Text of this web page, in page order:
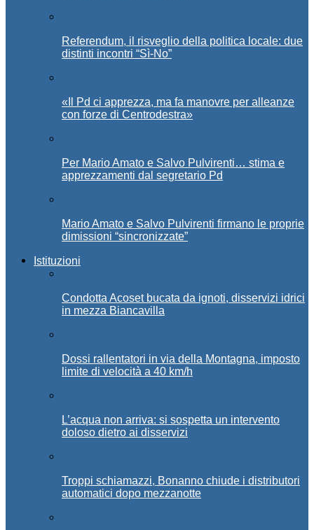
Referendum, il risveglio della politica locale: due
distinti incontri “Sì-No”
«Il Pd ci apprezza, ma fa manovre per alleanze
con forze di Centrodestra»
Per Mario Amato e Salvo Pulvirenti… stima e
apprezzamenti dal segretario Pd
Mario Amato e Salvo Pulvirenti firmano le proprie
dimissioni “sincronizzate”
Istituzioni
Condotta Acoset bucata da ignoti, disservizi idrici
in mezza Biancavilla
Dossi rallentatori in via della Montagna, imposto
limite di velocità a 40 km/h
L’acqua non arriva: si sospetta un intervento
doloso dietro ai disservizi
Troppi schiamazzi, Bonanno chiude i distributori
automatici dopo mezzanotte